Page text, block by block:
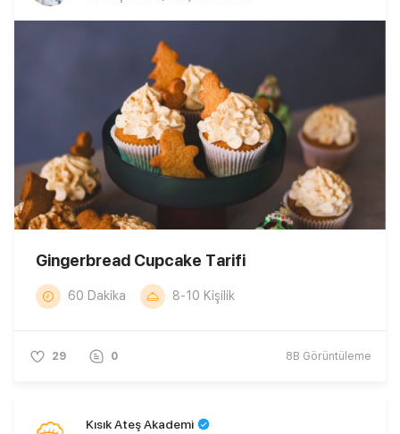
Gingerbread Cupcake Tarifi
60 Dakika 8-10 Kişilik
29 0 8B Görüntüleme
Kısık Ateş Akademi